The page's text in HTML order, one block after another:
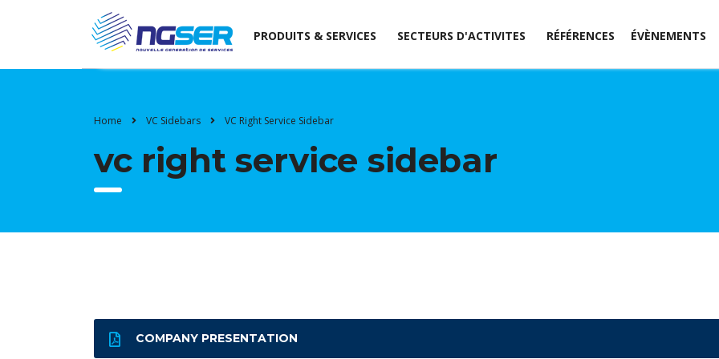
PRODUITS & SERVICES SECTEURS D'ACTIVITES RÉFÉRENCES ÉVÈNEMENTS
Home VC Sidebars VC Right Service Sidebar
vc right service sidebar
COMPANY PRESENTATION